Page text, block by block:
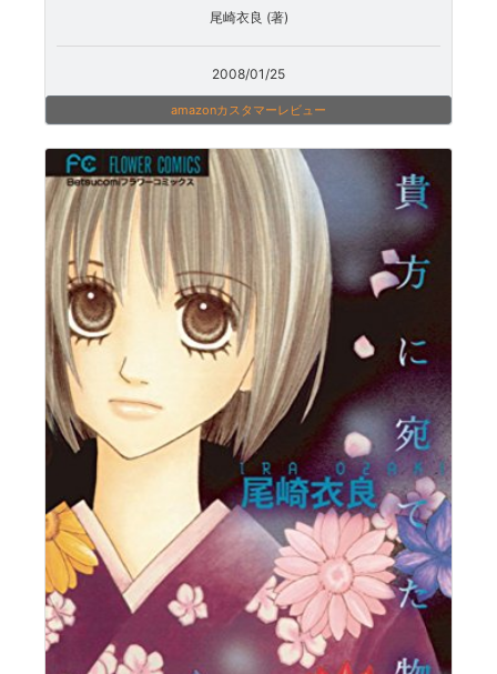
尾崎衣良 (著)
2008/01/25
amazonカスタマーレビュー